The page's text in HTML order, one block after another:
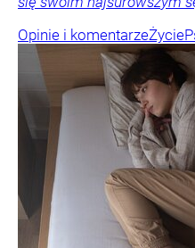
Opinie i komentarzeŻycie